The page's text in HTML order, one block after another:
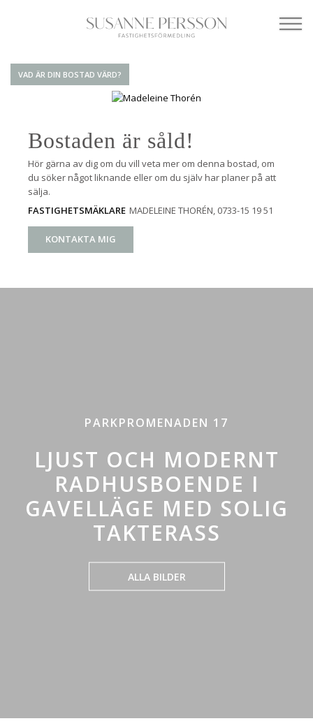
VAD ÄR DIN BOSTAD VÄRD?
Bostaden är såld!
Hör gärna av dig om du vill veta mer om denna bostad, om
du söker något liknande eller om du själv har planer på att
sälja.
FASTIGHETSMÄKLARE MADELEINE THORÉN , 0733-15 19 51
KONTAKTA MIG
PARKPROMENADEN 17
LJUST OCH MODERNT
RADHUSBOENDE I
GAVELLÄGE MED SOLIG
TAKTERASS
ALLA BILDER